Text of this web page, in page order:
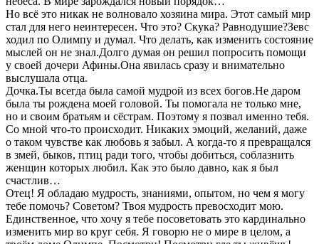
Но всё это никак не волновало хозяина мира. Этот самый мир
стал для него неинтересен. Что это? Скука? Равнодушие?Зевс
ходил по Олимпу и думал. Что делать, как изменить состояние
мыслей он не знал.Долго думая он решил попросить помощи
у своей дочери Афины.Она явилась сразу и внимательно
выслушала отца.
Дочка.Ты всегда была самой мудрой из всех богов.Не даром
была ты рождена моей головой. Ты помогала не только мне,
но и своим братьям и сёстрам. Поэтому я позвал именно тебя.
Со мной что-то происходит. Никаких эмоций, желаний, даже
о таком чувстве как любовь я забыл. А когда-то я превращался
в змей, быков, птиц ради того, чтобы добиться, соблазнить
женщин которых любил. Как это было давно, как я был
счастлив…
Отец! Я обладаю мудрость, знаниями, опытом, но чем я могу
тебе помочь? Советом? Твоя мудрость превосходит мою.
Единственное, что хочу я тебе посоветовать это кардинально
изменить мир во круг себя. Я говорю не о мире в целом, а